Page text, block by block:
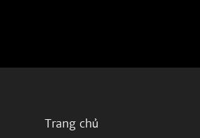
Trang chủ